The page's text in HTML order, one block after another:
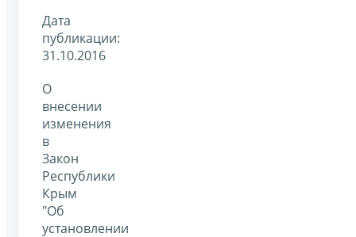
Дата
публикации:
31.10.2016
О
внесении
изменения
в
Закон
Республики
Крым
"Об
установлении